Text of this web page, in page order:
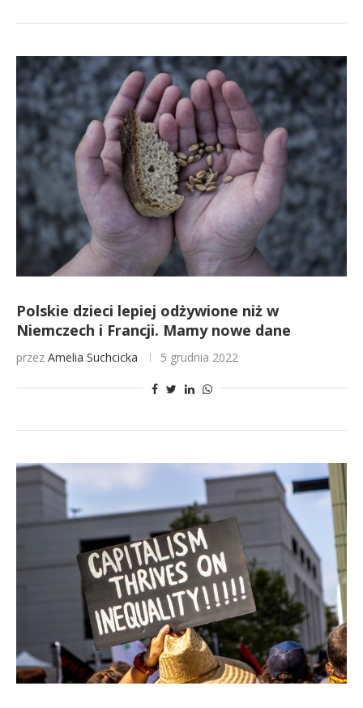
Polskie dzieci lepiej odżywione niż w
Niemczech i Francji. Mamy nowe dane
przez Amelia Suchcicka 5 grudnia 2022